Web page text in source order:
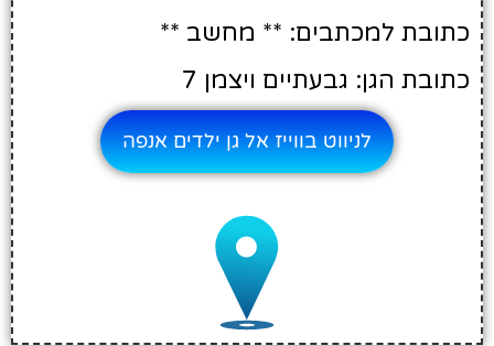
כתובת למכתבים: ** מחשב **
כתובת הגן: גבעתיים ויצמן 7
לניווט בווייז אל גן ילדים אנפה